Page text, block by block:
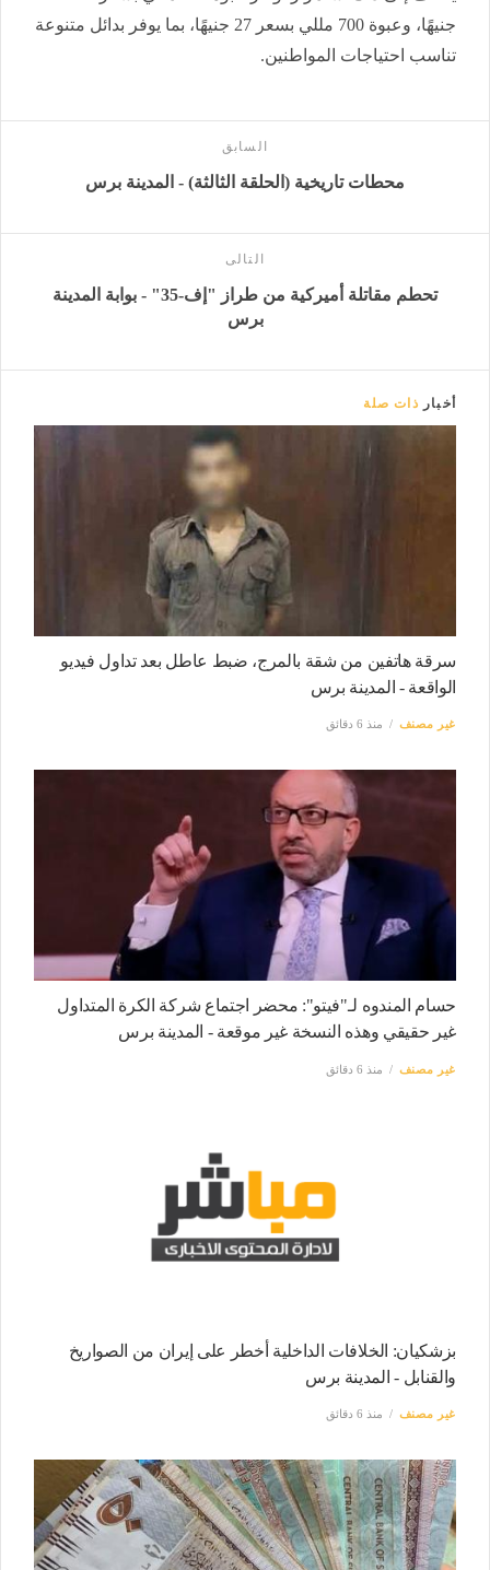
جنيهًا، وعبوة 700 مللي بسعر 27 جنيهًا، بما يوفر بدائل متنوعة
تناسب احتياجات المواطنين.
السابق
محطات تاريخية (الحلقة الثالثة) - المدينة برس
التالى
تحطم مقاتلة أميركية من طراز "إف-35" - بوابة المدينة
برس
أخبار ذات صلة
سرقة هاتفين من شقة بالمرج، ضبط عاطل بعد تداول فيديو
الواقعة - المدينة برس
غير مصنف منذ 6 دقائق
حسام المندوه لـ"فيتو": محضر اجتماع شركة الكرة المتداول
غير حقيقي وهذه النسخة غير موقعة - المدينة برس
غير مصنف منذ 6 دقائق
بزشكيان: الخلافات الداخلية أخطر على إيران من الصواريخ
والقنابل - المدينة برس
غير مصنف منذ 6 دقائق